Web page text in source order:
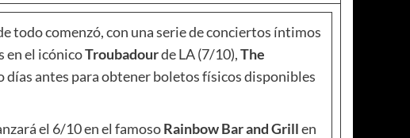
todo comenzó, con una serie de conciertos íntimos
en el icónicoTroubadourde LA (7/10),The
antes para obtener boletos físicos disponibles
el 6/10 en el famosoRainbow Bar and Grillen